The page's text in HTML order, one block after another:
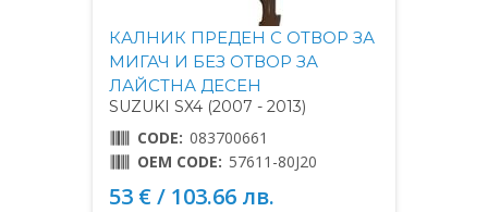
КАЛНИК ПРЕДЕН С ОТВОР ЗА
МИГАЧ И БЕЗ ОТВОР ЗА
ЛАЙСТНА ДЕСЕН
SUZUKI SX4 (2007 - 2013)
CODE: 083700661
OEM CODE: 57611-80J20
53 € / 103.66 лв.